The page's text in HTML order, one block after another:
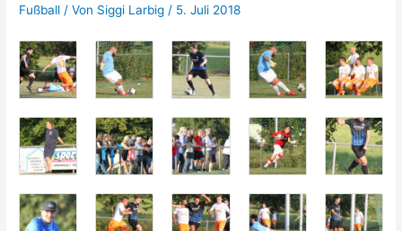
Fußball / Von Siggi Larbig/ 5. Juli 2018